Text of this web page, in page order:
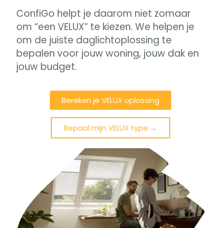
ConfiGo helpt je daarom niet zomaar
om “een VELUX” te kiezen. We helpen je
om de juiste daglichtoplossing te
bepalen voor jouw woning, jouw dak en
jouw budget.
Bereken je VELUX oplossing
Bepaal mijn VELUX type →